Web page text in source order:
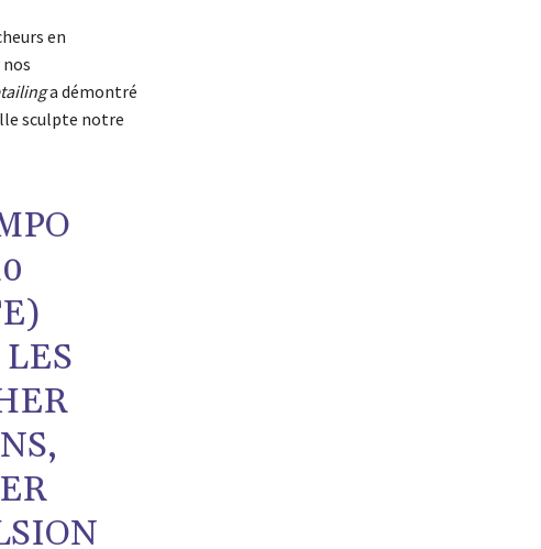
en
a démontré
sculpte notre